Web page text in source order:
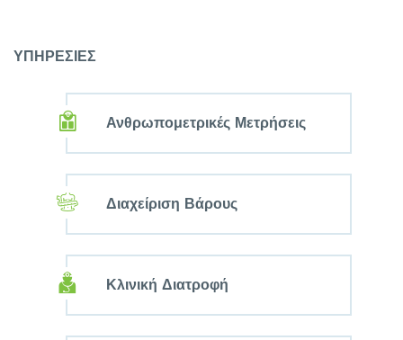
ΥΠΗΡΕΣΙΕΣ
Ανθρωπομετρικές Μετρήσεις
Διαχείριση Βάρους
Κλινική Διατροφή